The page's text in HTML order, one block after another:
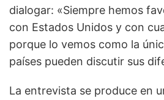
dialogar: «Siempre hemos
con Estados Unidos y con
porque lo vemos como la
países pueden discutir sus
La entrevista se produce en